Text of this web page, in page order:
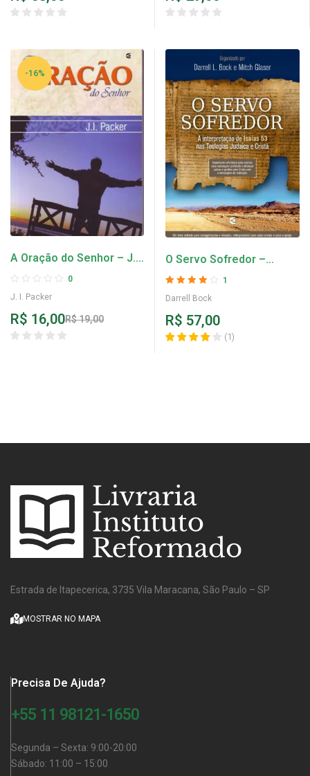
-16%
A Oração do Senhor – J. I.
Packer
0
J. I. Packer
R$19,00
R$ 16,00
O Servo Sofredor –
Darrell Bock1
Darrell Bock
R$ 57,00
(1)
Estrada de Itapecerica, 3735 Vila Maracana, São Paulo – SP
MOSTRAR NO MAPA
Precisa De Ajuda?
+55 11 98121-1650
Segunda – Sexta: 9:00-20:00
Sábado: 11:00 – 15:00